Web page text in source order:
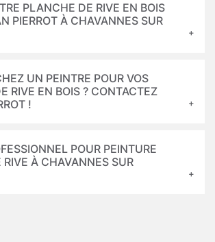
PLANCHE DE RIVE EN BOIS
PIERROT À CHAVANNES SUR
UN PEINTRE POUR VOS
RIVE EN BOIS ? CONTACTEZ
!
POUR PEINTURE
À CHAVANNES SUR